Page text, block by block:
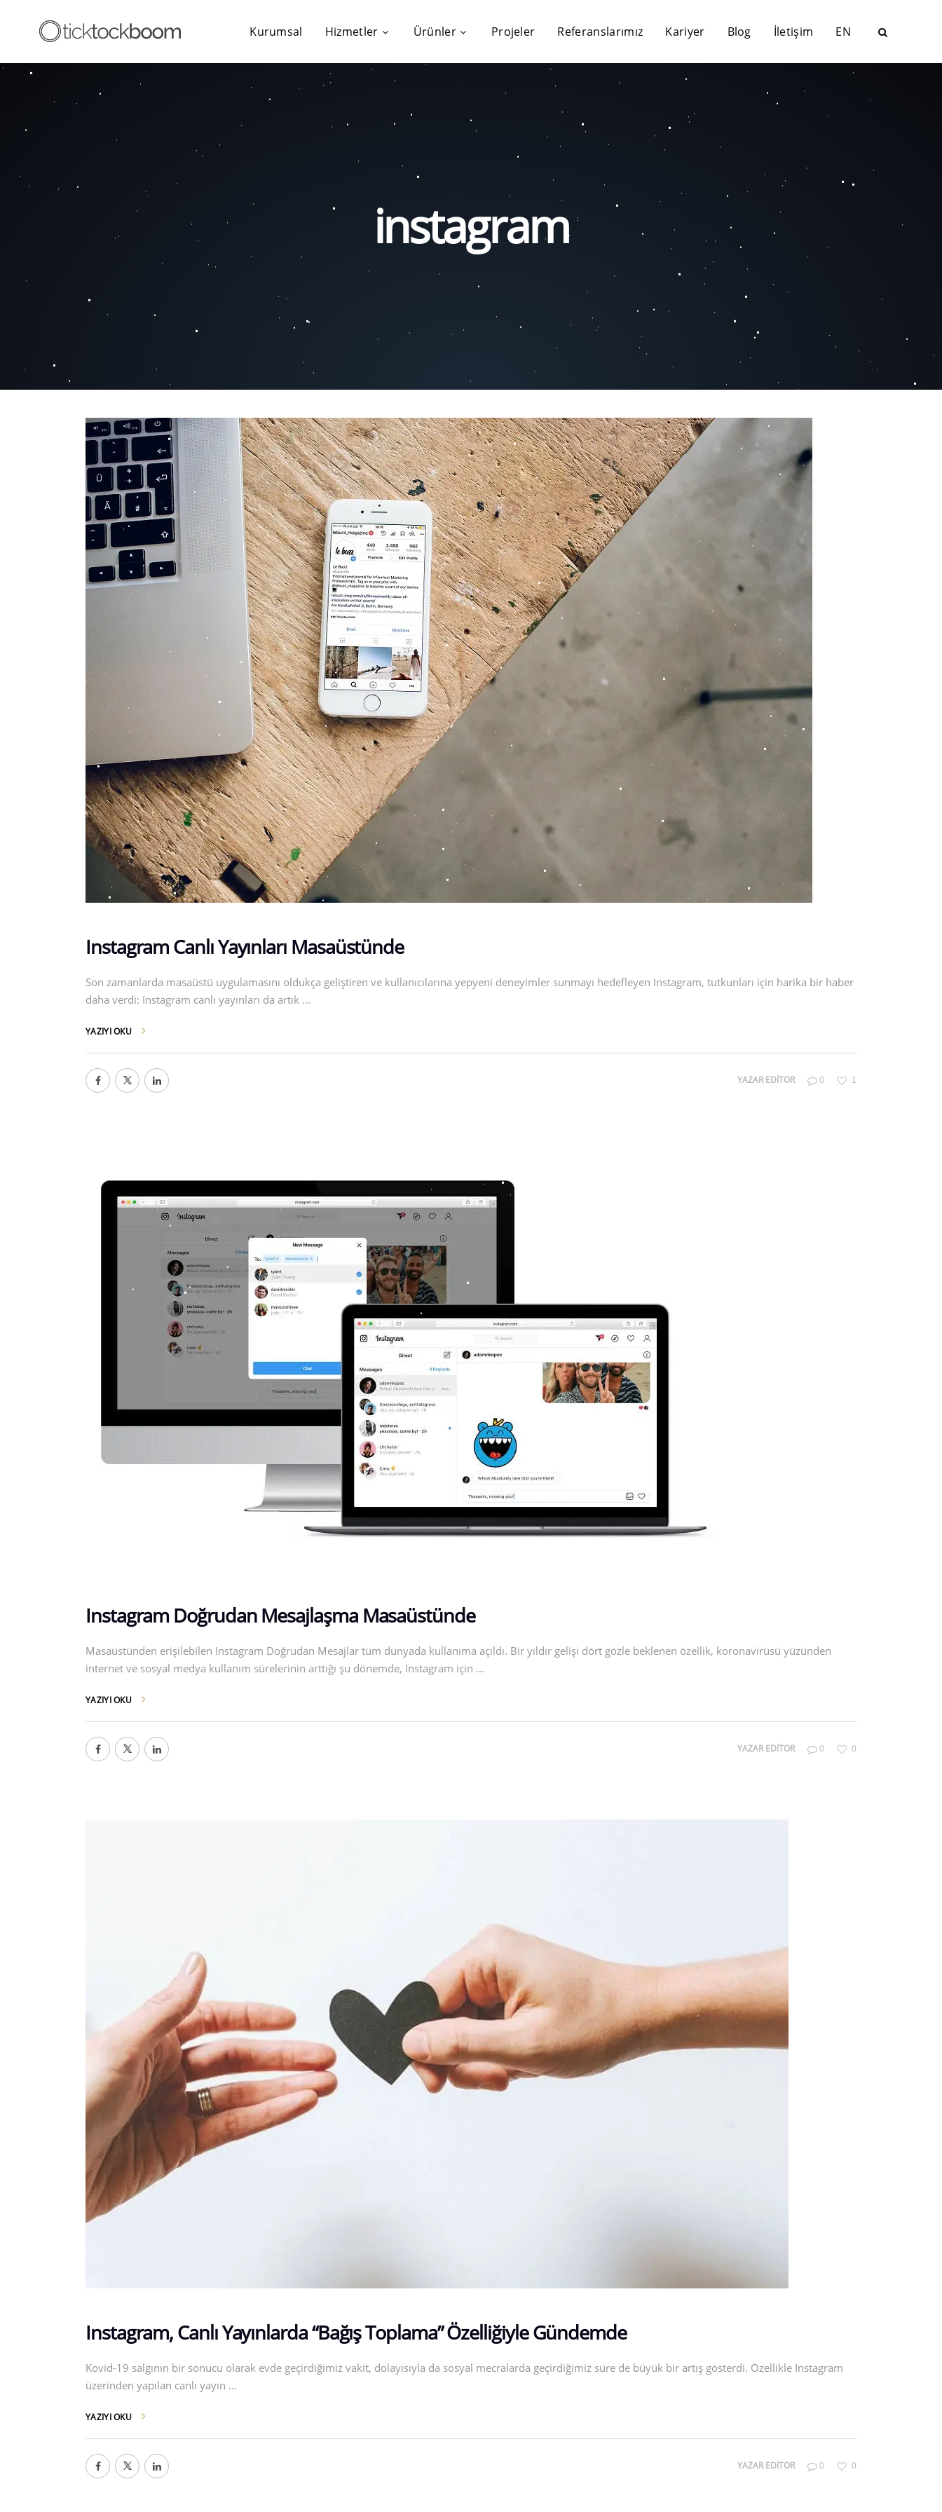
Kurumsal Hizmetler Ürünler Projeler Referanslarımız Kariyer Blog İletişim EN
instagram
Instagram Canlı Yayınları Masaüstünde
Son zamanlarda masaüstü uygulamasını oldukça geliştiren ve kullanıcılarına yepyeni deneyimler sunmayı hedefleyen Instagram, tutkunları için harika bir haber
daha verdi: Instagram canlı yayınları da artık
YAZIYI OKU
YAZAREDITOR 0 1
Instagram Doğrudan Mesajlaşma Masaüstünde
Masaüstünden erişilebilen Instagram Doğrudan Mesajlar tüm dünyada kullanıma açıldı. Bir yıldır gelişi dört gözle beklenen özellik, koronavirüsü yüzünden
internet ve sosyal medya kullanım sürelerinin arttığı şu dönemde, Instagram için
YAZIYI OKU
YAZAREDITOR 0 0
Instagram, Canlı Yayınlarda “Bağış Toplama” Özelliğiyle Gündemde
Kovid-19 salgının bir sonucu olarak evde geçirdiğimiz vakit, dolayısıyla da sosyal mecralarda geçirdiğimiz süre de büyük bir artış gösterdi. Özellikle Instagram
üzerinden yapılan canlı yayın
YAZIYI OKU
YAZAREDITOR 0 0